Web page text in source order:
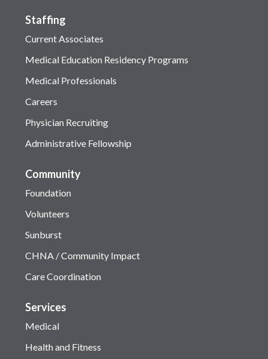
Staffing
Current Associates
Medical Education Residency Programs
Medical Professionals
Careers
Physician Recruiting
Administrative Fellowship
Community
Foundation
Volunteers
Sunburst
CHNA / Community Impact
Care Coordination
Services
Medical
Health and Fitness